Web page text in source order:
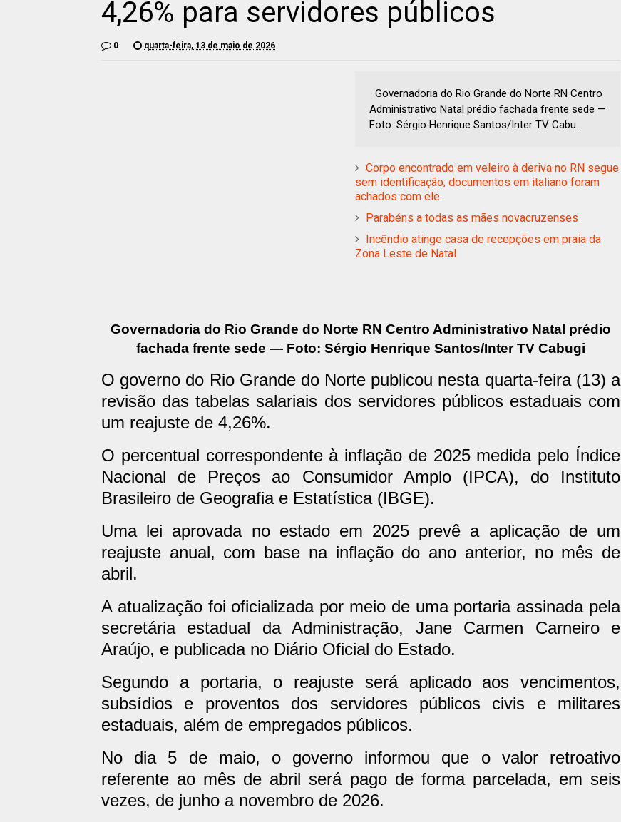
4,26% para servidores públicos
0 quarta-feira, 13 de maio de 2026
Governadoria do Rio Grande do Norte RN Centro
Administrativo Natal prédio fachada frente sede —
Foto: Sérgio Henrique Santos/Inter TV Cabu...
Corpo encontrado em veleiro à deriva no RN segue
sem identificação; documentos em italiano foram
achados com ele.
Parabéns a todas as mães novacruzenses
Incêndio atinge casa de recepções em praia da
Zona Leste de Natal
Governadoria do Rio Grande do Norte RN Centro Administrativo Natal prédio
fachada frente sede — Foto: Sérgio Henrique Santos/Inter TV Cabugi
O governo do Rio Grande do Norte publicou nesta quarta-feira (13) a
revisão das tabelas salariais dos servidores públicos estaduais com
um reajuste de 4,26%.
O percentual correspondente à inflação de 2025 medida pelo Índice
Nacional de Preços ao Consumidor Amplo (IPCA), do Instituto
Brasileiro de Geografia e Estatística (IBGE).
Uma lei aprovada no estado em 2025 prevê a aplicação de um
reajuste anual, com base na inflação do ano anterior, no mês de
abril.
A atualização foi oficializada por meio de uma portaria assinada pela
secretária estadual da Administração, Jane Carmen Carneiro e
Araújo, e publicada no Diário Oficial do Estado.
Segundo a portaria, o reajuste será aplicado aos vencimentos,
subsídios e proventos dos servidores públicos civis e militares
estaduais, além de empregados públicos.
No dia 5 de maio, o governo informou que o valor retroativo
referente ao mês de abril será pago de forma parcelada, em seis
vezes, de junho a novembro de 2026.